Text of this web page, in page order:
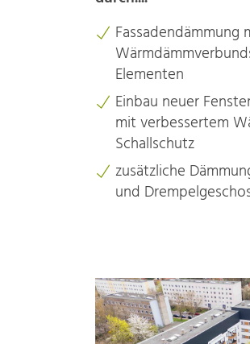
Fassadendämmung
Elementen
Einbau neuer
mit verbessertem
Schallschutz
zusätzliche
und